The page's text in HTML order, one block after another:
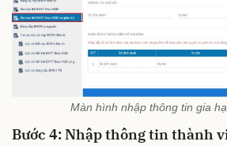
Màn hình nhập thông tin gia
Bước 4: Nhập thông tin thành